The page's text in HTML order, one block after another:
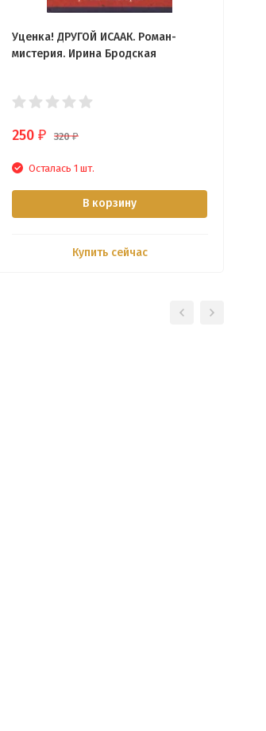
Уценка! ДРУГОЙ ИСААК. Роман-
мистерия. Ирина Бродская
250 ₽ 320₽
Осталась 1 шт.
В корзину
Купить сейчас